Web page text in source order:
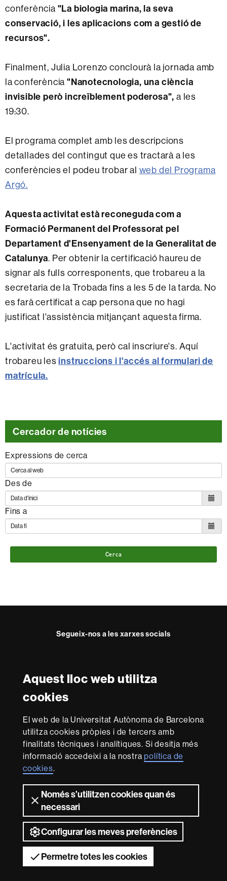
Aquest lloc web utilitza
cookies
El web de la Universitat Autònoma de Barcelona
utilitza cookies pròpies i de tercers amb
finalitats tècniques i analítiques. Si desitja més
informació accedeixi a la nostrapolítica de
cookies.
Només s’utilitzen cookies quan és
necessari
Configurar les meves preferències
Permetre totes les cookies
conferència "La biologia marina, la seva
conservació, i les aplicacions com a gestió de
recursos".
Finalment, Julia Lorenzo conclourà la jornada amb
la conferència"Nanotecnologia, una ciència
invisible però increïblement poderosa", a les
19:30.
El programa complet amb les descripcions
detallades del contingut que es tractarà a les
conferències el podeu trobar al web del Programa
Argó.
Aquesta activitat està reconeguda com a
Formació Permanent del Professorat pel
Departament d'Ensenyament de la Generalitat de
Catalunya. Per obtenir la certificació haureu de
signar als fulls corresponents, que trobareu a la
secretaria de la Trobada fins a les 5 de la tarda. No
es farà certificat a cap persona que no hagi
justificat l'assistència mitjançant aquesta firma.
L'activitat és gratuita, però cal inscriure's. Aquí
trobareu lesinstruccions i l'accés al formulari de
matrícula.
Cercador de notícies
Expressions de cerca
Des de
Fins a
Cerca
Segueix-nos a les xarxes socials
Reconeixement internacional de l'excel·lència
in
Research
-
Euraxess
Amb el finançament de
Sobre
aquest
web
Avís legal
web Accessibilitat web Mapa del web UAB
2026 Universitat Autònoma de Barcelona